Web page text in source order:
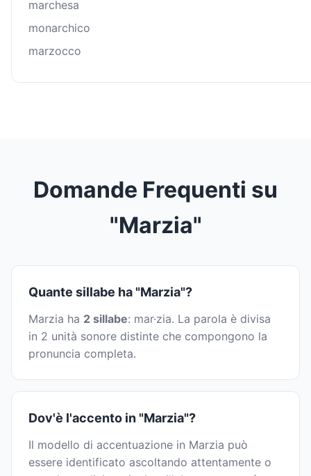
marchesa
monarchico
marzocco
Domande Frequenti su
"Marzia"
Quante sillabe ha "Marzia"?
Marzia ha 2 sillabe: mar·zia. La parola è divisa
in 2 unità sonore distinte che compongono la
pronuncia completa.
Dov'è l'accento in "Marzia"?
Il modello di accentuazione in Marzia può
essere identificato ascoltando attentamente o